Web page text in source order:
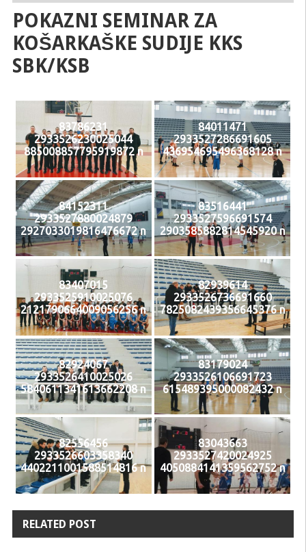
POKAZNI SEMINAR ZA
KOŠARKAŠKE SUDIJE KKS
SBK/KSB
83786231
2933526230025044
885008857795919872 n
84011471
2933527286691605
436954695496368128 n
84152311
2933527880024879
2927033019816476672 n
83516441
2933527596691574
2903585882814545920 n
83407015
2933525910025076
2121790664009056256 n
82939614
2933526736691660
7825082439356645376 n
82924067
2933526410025026
5840611341613662208 n
83179024
2933526106691723
615489395000082432 n
82556456
2933526603358340
4402211001588514816 n
83043663
2933527420024925
4050884141359562752 n
RELATED POST